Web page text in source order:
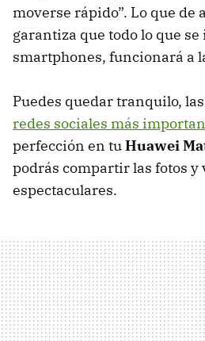
moverse rápido”. Lo que de
garantiza que todo lo que
smartphones, funcionará a
Puedes quedar tranquilo,
redes sociales más
perfección en tuHuawei
podrás compartir las fotos y
espectaculares.